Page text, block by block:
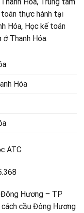
toán thực hành tại
Hóa, Học kế toán
Thanh Hóa.
Hóa
ATC
Hương – TP
cầu Đông Hương